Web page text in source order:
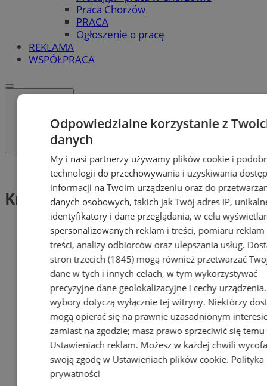
Praca Chorzów
PRACA
Ogłoszenie o pracę
REKLAMA
WSPÓŁPRACA
Tag: Krajowa Mapa Zagrożeń
Krajowa Mapa Zagrożeń (1)
Odpowiedzialne korzystanie z
danych
My i nasi partnerzy używamy plików cookie i
technologii do przechowywania i uzyskiwania
informacji na Twoim urządzeniu oraz do
danych osobowych, takich jak Twój adres IP,
identyfikatory i dane przeglądania, w celu
spersonalizowanych reklam i treści, pomiaru reklam
treści, analizy odbiorców oraz ulepszania usług.
stron trzecich (1845)mogą również przetwarzać
dane w tych i innych celach, w tym wykorzystywać
precyzyjne dane geolokalizacyjne i cechy
wybory dotyczą wyłącznie tej witryny. Niektórzy
mogą opierać się na prawnie uzasadnionym
zamiast na zgodzie; masz prawo sprzeciwić się temu
Ustawieniach reklam. Możesz w każdej chwili
swoją zgodę w Ustawieniach plików cookie. Polityka
prywatności